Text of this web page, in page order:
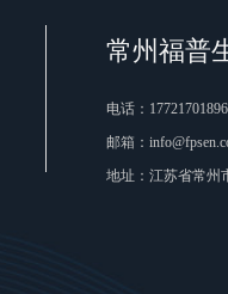
常州福普
电话：17721701896
邮箱：
地址：江苏省常州